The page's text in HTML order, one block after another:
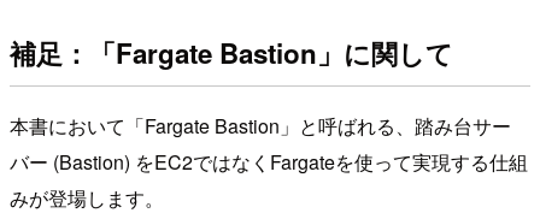
補足：「Fargate Bastion」に関して
本書において「Fargate Bastion」と呼ばれる、踏み台サー
バー (Bastion) をEC2ではなくFargateを使って実現する仕組
みが登場します。